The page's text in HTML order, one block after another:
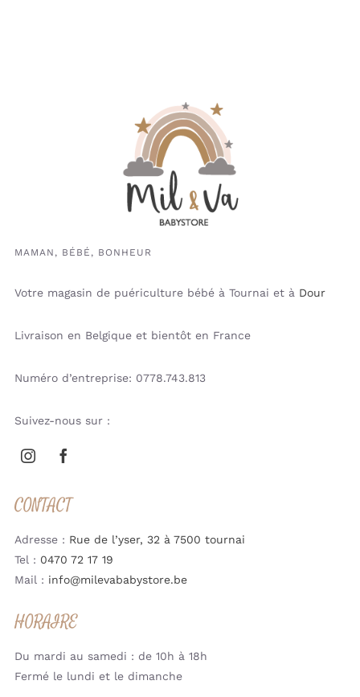
MAMAN, BÉBÉ, BONHEUR
Votre magasin de puériculture bébé à Tournai et à Dour
Livraison en Belgique et bientôt en France
Numéro d’entreprise: 0778.743.813
Suivez-nous sur :
CONTACT
Adresse : Rue de l’yser, 32 à 7500 tournai
Tel : 0470 72 17 19
Mail : info@milevababystore.be
HORAIRE
Du mardi au samedi : de 10h à 18h
Fermé le lundi et le dimanche